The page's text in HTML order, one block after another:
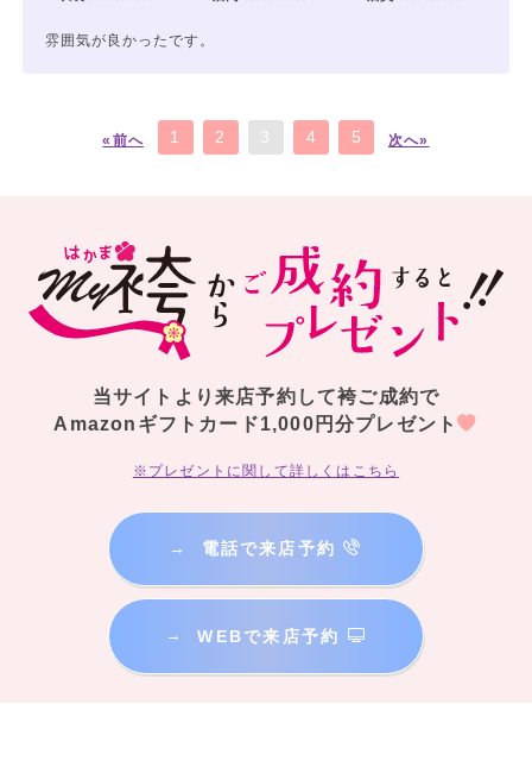
雰囲気が良かったです。
«前へ 1 2 3 4 5 次へ»
当サイトより来店予約して袴ご成約で
Amazonギフトカード1,000円分プレゼント
※プレゼントに関して詳しくはこちら
→ 電話で来店予約
→ WEBで来店予約